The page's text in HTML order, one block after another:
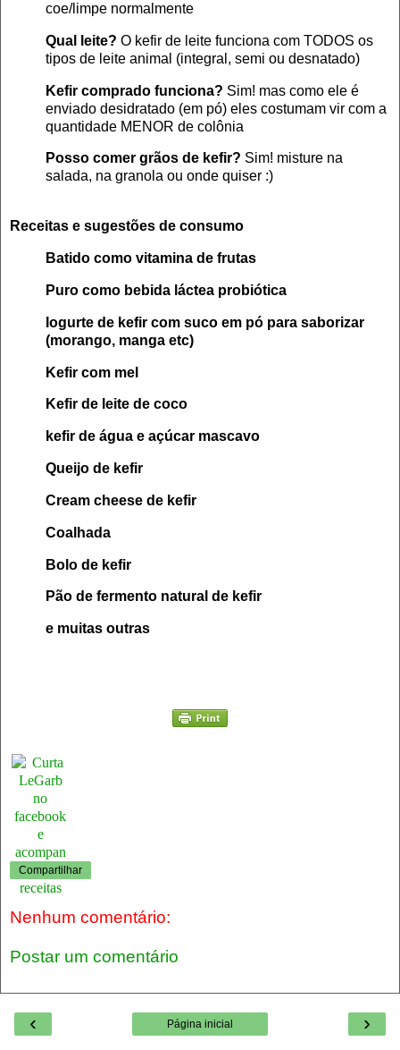
coe/limpe normalmente
Qual leite? O kefir de leite funciona com TODOS os
tipos de leite animal (integral, semi ou desnatado)
Kefir comprado funciona? Sim! mas como ele é
enviado desidratado (em pó) eles costumam vir com a
quantidade MENOR de colônia
Posso comer grãos de kefir? Sim! misture na
salada, na granola ou onde quiser :)
Receitas e sugestões de consumo
Batido como vitamina de frutas
Puro como bebida láctea probiótica
Iogurte de kefir com suco em pó para saborizar
(morango, manga etc)
Kefir com mel
Kefir de leite de coco
kefir de água e açúcar mascavo
Queijo de kefir
Cream cheese de kefir
Coalhada
Bolo de kefir
Pão de fermento natural de kefir
e muitas outras
Compartilhar
Nenhum comentário:
Postar um comentário
‹ ›
Página inicial